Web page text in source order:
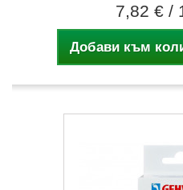
7,82 € /
Добави към